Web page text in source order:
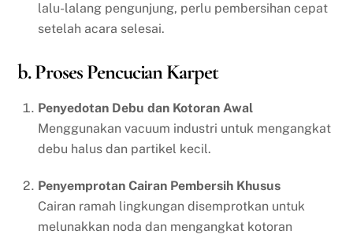
lalu-lalang pengunjung, perlu pembersihan cepat
setelah acara selesai.
b. Proses Pencucian Karpet
Penyedotan Debu dan Kotoran Awal
Menggunakan vacuum industri untuk mengangkat
debu halus dan partikel kecil.
Penyemprotan Cairan Pembersih Khusus
Cairan ramah lingkungan disemprotkan untuk
melunakkan noda dan mengangkat kotoran